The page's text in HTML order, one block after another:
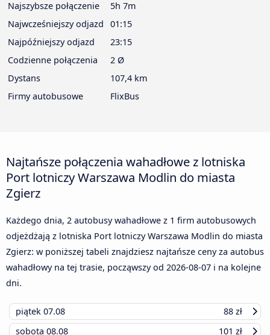
Najszybsze połączenie
5h 7m
Najwcześniejszy odjazd
01:15
Najpóźniejszy odjazd
23:15
Codzienne połączenia
2 Ø
Dystans
107,4 km
Firmy autobusowe
FlixBus
Najtańsze połączenia wahadłowe z lotniska
Port lotniczy Warszawa Modlin do miasta
Zgierz
Każdego dnia, 2 autobusy wahadłowe z 1 firm autobusowych
odjeżdżają z lotniska Port lotniczy Warszawa Modlin do miasta
Zgierz: w poniższej tabeli znajdziesz najtańsze ceny za autobus
wahadłowy na tej trasie, począwszy od 2026-08-07 i na kolejne
dni.
piątek 07.08
88 zł
sobota 08.08
101 zł